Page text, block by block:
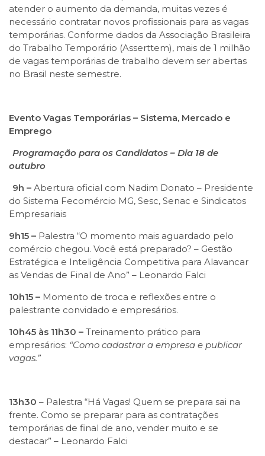
atender o aumento da demanda, muitas vezes é
necessário contratar novos profissionais para as vagas
temporárias. Conforme dados da Associação Brasileira
do Trabalho Temporário (Asserttem), mais de 1 milhão
de vagas temporárias de trabalho devem ser abertas
no Brasil neste semestre.
Evento Vagas Temporárias – Sistema, Mercado e
Emprego
Programação para os Candidatos – Dia 18 de
outubro
9h – Abertura oficial com Nadim Donato – Presidente
do Sistema Fecomércio MG, Sesc, Senac e Sindicatos
Empresariais
9h15 – Palestra “O momento mais aguardado pelo
comércio chegou. Você está preparado? – Gestão
Estratégica e Inteligência Competitiva para Alavancar
as Vendas de Final de Ano” – Leonardo Falci
10h15 – Momento de troca e reflexões entre o
palestrante convidado e empresários.
10h45 às 11h30 – Treinamento prático para
empresários: “Como cadastrar a empresa e publicar
vagas.”
13h30 – Palestra “Há Vagas! Quem se prepara sai na
frente. Como se preparar para as contratações
temporárias de final de ano, vender muito e se
destacar” – Leonardo Falci